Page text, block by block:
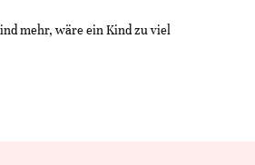
mehr, wäre ein Kind zu viel